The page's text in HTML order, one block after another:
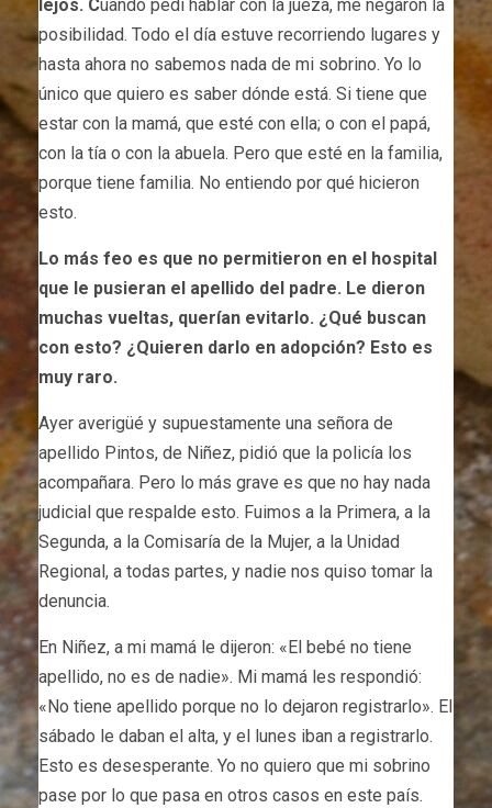
lejos. Cuando pedí hablar con la jueza, me negaron la
posibilidad. Todo el día estuve recorriendo lugares y
hasta ahora no sabemos nada de mi sobrino. Yo lo
único que quiero es saber dónde está. Si tiene que
estar con la mamá, que esté con ella; o con el papá,
con la tía o con la abuela. Pero que esté en la familia,
porque tiene familia. No entiendo por qué hicieron
esto.
Lo más feo es que no permitieron en el hospital
que le pusieran el apellido del padre. Le dieron
muchas vueltas, querían evitarlo. ¿Qué buscan
con esto? ¿Quieren darlo en adopción? Esto es
muy raro.
Ayer averigüé y supuestamente una señora de
apellido Pintos, de Niñez, pidió que la policía los
acompañara. Pero lo más grave es que no hay nada
judicial que respalde esto. Fuimos a la Primera, a la
Segunda, a la Comisaría de la Mujer, a la Unidad
Regional, a todas partes, y nadie nos quiso tomar la
denuncia.
En Niñez, a mi mamá le dijeron: «El bebé no tiene
apellido, no es de nadie». Mi mamá les respondió:
«No tiene apellido porque no lo dejaron registrarlo». El
sábado le daban el alta, y el lunes iban a registrarlo.
Esto es desesperante. Yo no quiero que mi sobrino
pase por lo que pasa en otros casos en este país.